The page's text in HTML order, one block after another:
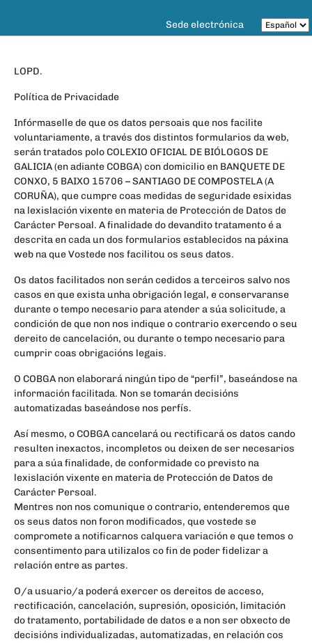
Sede electrónica
LOPD.
Política de Privacidade
Infórmaselle de que os datos persoais que nos facilite
voluntariamente, a través dos distintos formularios da web,
serán tratados polo COLEXIO OFICIAL DE BIÓLOGOS DE
GALICIA (en adiante COBGA) con domicilio en BANQUETE DE
CONXO, 5 BAIXO 15706 – SANTIAGO DE COMPOSTELA (A
CORUÑA), que cumpre coas medidas de seguridade esixidas
na lexislación vixente en materia de Protección de Datos de
Carácter Persoal. A finalidade do devandito tratamento é a
descrita en cada un dos formularios establecidos na páxina
web na que Vostede nos facilitou os seus datos.
Os datos facilitados non serán cedidos a terceiros salvo nos
casos en que exista unha obrigación legal, e conservaranse
durante o tempo necesario para atender a súa solicitude, a
condición de que non nos indique o contrario exercendo o seu
dereito de cancelación, ou durante o tempo necesario para
cumprir coas obrigacións legais.
O COBGA non elaborará ningún tipo de “perfil”, baseándose na
información facilitada. Non se tomarán decisións
automatizadas baseándose nos perfís.
Así mesmo, o COBGA cancelará ou rectificará os datos cando
resulten inexactos, incompletos ou deixen de ser necesarios
para a súa finalidade, de conformidade co previsto na
lexislación vixente en materia de Protección de Datos de
Carácter Persoal.
Mentres non nos comunique o contrario, entenderemos que
os seus datos non foron modificados, que vostede se
compromete a notificarnos calquera variación e que temos o
consentimento para utilizalos co fin de poder fidelizar a
relación entre as partes.
O/a usuario/a poderá exercer os dereitos de acceso,
rectificación, cancelación, supresión, oposición, limitación
do tratamento, portabilidade de datos e a non ser obxecto de
decisións individualizadas, automatizadas, en relación cos